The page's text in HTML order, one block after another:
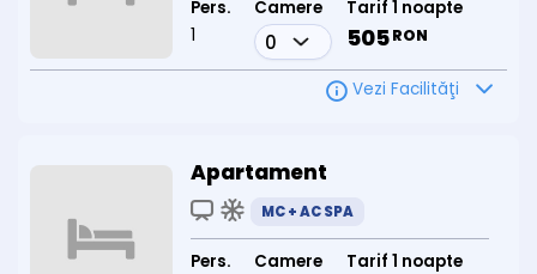
escapadă de weekend, aici găsești liniștea, răsfățul și îngrijirea
Pers.
1
Camere Tarif 1 noapte
505RON
Vezi Facilităţi
Apartament
MC + AC SPA
Pers. Camere Tarif 1 noapte